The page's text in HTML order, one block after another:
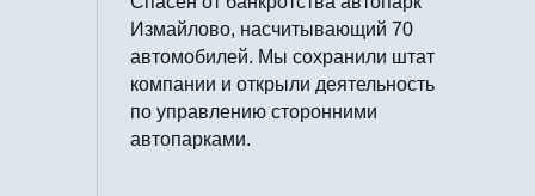
Измайлово, насчитывающий 70
автомобилей. Мы сохранили штат
компании и открыли деятельность
по управлению сторонними
автопарками.